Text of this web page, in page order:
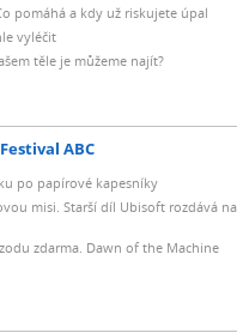
pomáhá a kdy už riskujete úpal
vyléčit
těle je můžeme najít?
Festival ABC
po papírové kapesníky
misi. Starší díl Ubisoft rozdává na
zdarma. Dawn of the Machine